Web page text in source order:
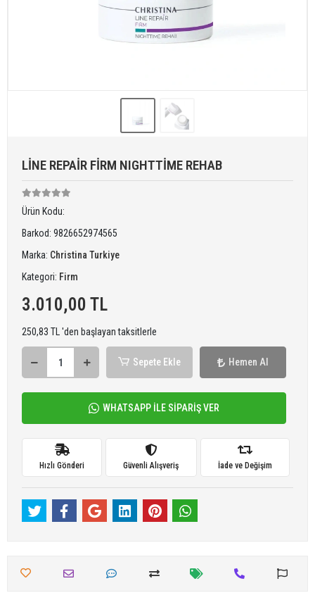
LİNE REPAİR FİRM NIGHTTİME REHAB
Ürün Kodu:
Barkod: 9826652974565
Marka: Christina Turkiye
Kategori: Firm
3.010,00 TL
250,83 TL 'den başlayan taksitlerle
Sepete Ekle Hemen Al
WHATSAPP İLE SİPARİŞ VER
Hızlı Gönderi Güvenli Alışveriş İade ve Değişim